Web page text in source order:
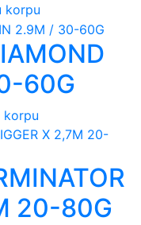
korpu
60G
korpu
20-80G